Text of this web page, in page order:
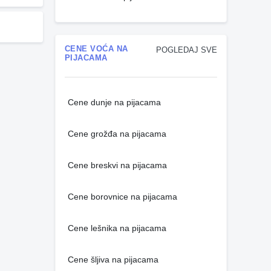
POGLEDAJ SVE
CENE VOĆA NA
PIJACAMA
Cene dunje na pijacama
Cene grožđa na pijacama
Cene breskvi na pijacama
Cene borovnice na pijacama
Cene lešnika na pijacama
Cene šljiva na pijacama